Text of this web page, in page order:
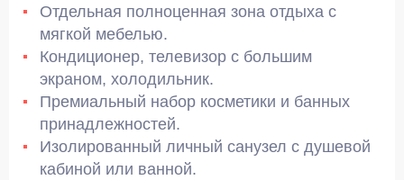
Отдельная полноценная зона отдыха с
мягкой мебелью.
Кондиционер, телевизор с большим
экраном, холодильник.
Премиальный набор косметики и банных
принадлежностей.
Изолированный личный санузел с душевой
кабиной или ванной.